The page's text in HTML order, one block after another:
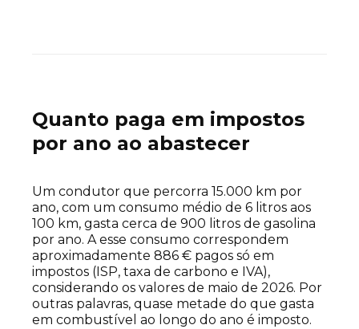
Quanto paga em impostos
por ano ao abastecer
Um condutor que percorra 15.000 km por
ano, com um consumo médio de 6 litros aos
100 km, gasta cerca de 900 litros de gasolina
por ano. A esse consumo correspondem
aproximadamente 886 € pagos só em
impostos (ISP, taxa de carbono e IVA),
considerando os valores de maio de 2026. Por
outras palavras, quase metade do que gasta
em combustível ao longo do ano é imposto.